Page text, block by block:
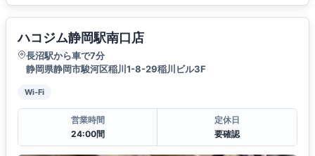
ハコジム静岡駅南口店
長沼駅から車で7分
静岡県静岡市駿河区稲川1-8-29稲川ビル3F
Wi-Fi
営業時間
24:00間
定休日
要確認